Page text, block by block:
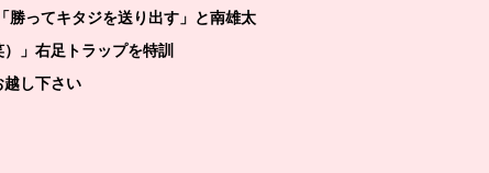
ってキタジを送り出す」と南雄太
」右足トラップを特訓
し下さい